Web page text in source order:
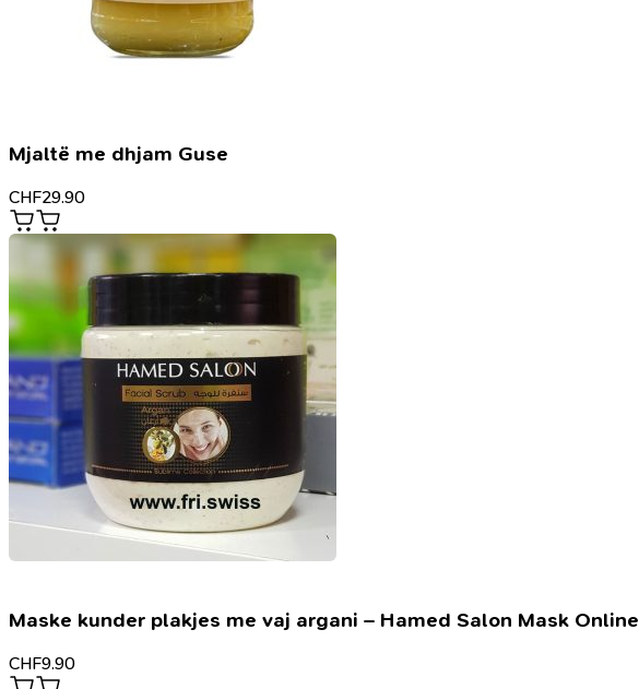
Mjaltë me dhjam Guse
CHF29.90
Maske kunder plakjes me vaj argani – Hamed Salon Mask Online
CHF9.90